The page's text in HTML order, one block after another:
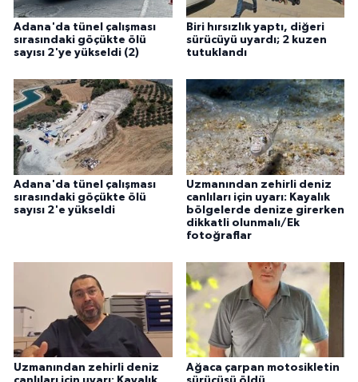
Adana'da tünel çalışması
sırasındaki göçükte ölü
sayısı 2'ye yükseldi (2)
Biri hırsızlık yaptı, diğeri
sürücüyü uyardı; 2 kuzen
tutuklandı
Adana'da tünel çalışması
sırasındaki göçükte ölü
sayısı 2'e yükseldi
Uzmanından zehirli deniz
canlıları için uyarı: Kayalık
bölgelerde denize girerken
dikkatli olunmalı/Ek
fotoğraflar
Uzmanından zehirli deniz
Ağaca çarpan motosikletin